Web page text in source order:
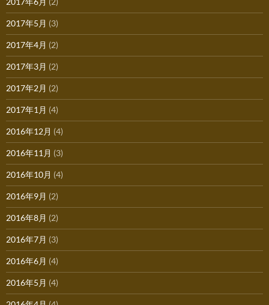
2017年5月 (3)
2017年4月 (2)
2017年3月 (2)
2017年2月 (2)
2017年1月 (4)
2016年12月 (4)
2016年11月 (3)
2016年10月 (4)
2016年9月 (2)
2016年8月 (2)
2016年7月 (3)
2016年6月 (4)
2016年5月 (4)